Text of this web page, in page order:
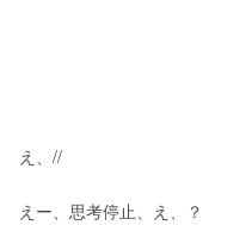
え、//
えー、思考停止、え、？